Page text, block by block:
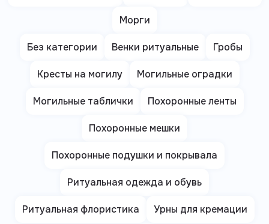
Морги
Без категории Венки ритуальные Гробы
Кресты на могилу Могильные оградки
Могильные таблички Похоронные ленты
Похоронные мешки
Похоронные подушки и покрывала
Ритуальная одежда и обувь
Ритуальная флористика Урны для кремации